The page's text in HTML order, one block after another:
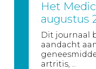
Het
augustus
Dit journaal
aandacht
artritis, ...